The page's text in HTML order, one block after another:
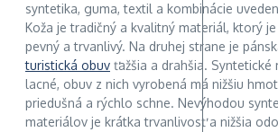
syntetika, guma, textil a kombinácie
Koža je tradičný a kvalitný materiál, ktorý
pevný a trvanlivý. Na druhej strane je
turistická obuv ťažšia a drahšia. Syntetické
lacné, obuv z nich vyrobená má nižšiu
priedušná a rýchlo schne. Nevýhodou
materiálov je krátka trvanlivosť a nižšia